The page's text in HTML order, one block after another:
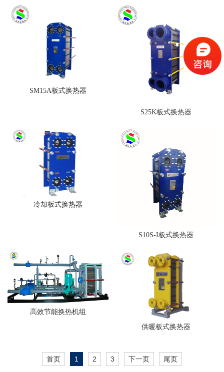
SM15A板式换热器
S25K板式换热器
冷却板式换热器
S10S-I板式换热器
高效节能换热机组
供暖板式换热器
首页 1 2 3 下一页 尾页